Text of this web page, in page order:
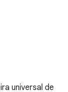
universal de